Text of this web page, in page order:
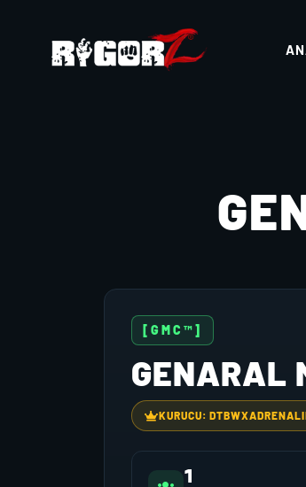
[GMC™]
GENARAL
KURUCU:
1